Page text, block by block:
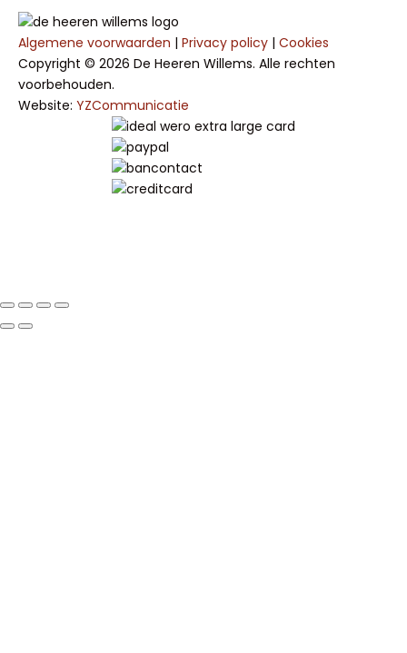
Algemene voorwaarden | Privacy policy | Cookies
Copyright © 2026 De Heeren Willems. Alle rechten
voorbehouden.
Website: YZCommunicatie